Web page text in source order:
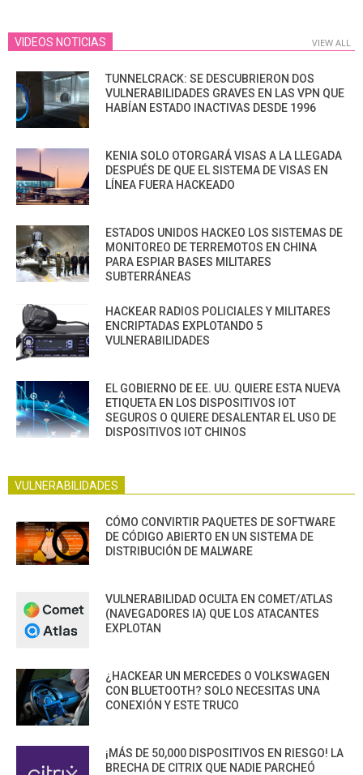
VIDEOS NOTICIAS VIEW ALL
TUNNELCRACK: SE DESCUBRIERON DOS
VULNERABILIDADES GRAVES EN LAS VPN QUE
HABÍAN ESTADO INACTIVAS DESDE 1996
KENIA SOLO OTORGARÁ VISAS A LA LLEGADA
DESPUÉS DE QUE EL SISTEMA DE VISAS EN
LÍNEA FUERA HACKEADO
ESTADOS UNIDOS HACKEO LOS SISTEMAS DE
MONITOREO DE TERREMOTOS EN CHINA
PARA ESPIAR BASES MILITARES
SUBTERRÁNEAS
HACKEAR RADIOS POLICIALES Y MILITARES
ENCRIPTADAS EXPLOTANDO 5
VULNERABILIDADES
EL GOBIERNO DE EE. UU. QUIERE ESTA NUEVA
ETIQUETA EN LOS DISPOSITIVOS IOT
SEGUROS O QUIERE DESALENTAR EL USO DE
DISPOSITIVOS IOT CHINOS
VULNERABILIDADES
CÓMO CONVIRTIR PAQUETES DE SOFTWARE
DE CÓDIGO ABIERTO EN UN SISTEMA DE
DISTRIBUCIÓN DE MALWARE
VULNERABILIDAD OCULTA EN COMET/ATLAS
(NAVEGADORES IA) QUE LOS ATACANTES
EXPLOTAN
¿HACKEAR UN MERCEDES O VOLKSWAGEN
CON BLUETOOTH? SOLO NECESITAS UNA
CONEXIÓN Y ESTE TRUCO
¡MÁS DE 50,000 DISPOSITIVOS EN RIESGO! LA
BRECHA DE CITRIX QUE NADIE PARCHEÓ